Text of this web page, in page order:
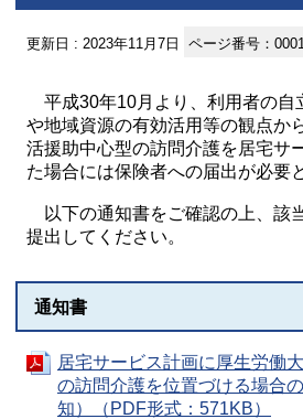
更新日 : 2023年11月7日 ページ番号：
平成30年10月より、利用者の自
や地域資源の有効活用等の観点か
活援助中心型の訪問介護を居宅サ
た場合には保険者への届出が必要
以下の通知書をご確認の上、該
提出してください。
通知書
居宅サービス計画に厚生労働
の訪問介護を位置づける場合
知）（PDF形式：571KB）